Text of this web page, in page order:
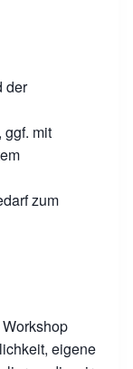
der
mit
zum
eigene